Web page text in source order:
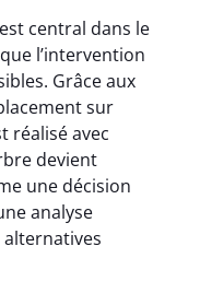
central dans le
l’intervention
Grâce aux
sur
réalisé avec
devient
une décision
analyse